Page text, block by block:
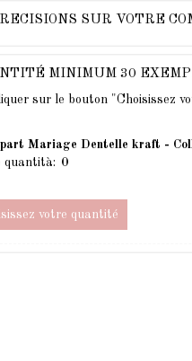
SUR VOTRE
MINIMUM 30
sur le bouton "Choisissez
Mariage Dentelle kraft -
quantità:
votre quantité